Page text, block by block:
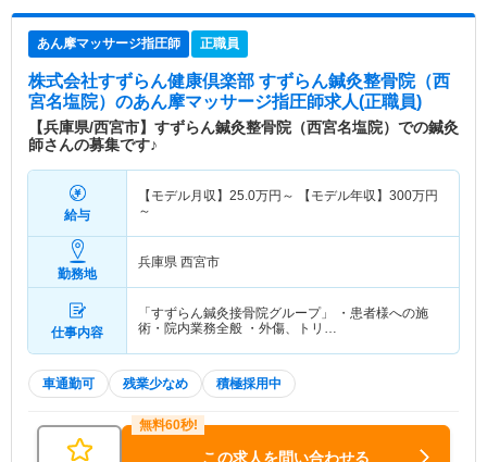
あん摩マッサージ指圧師 正職員
株式会社すずらん健康倶楽部 すずらん鍼灸整骨院（西
宮名塩院） のあん摩マッサージ指圧師求人(正職員)
【兵庫県/西宮市】すずらん鍼灸整骨院（西宮名塩院）での鍼灸
師さんの募集です♪
給与
【モデル月収】 25.0万円～ 【モデル年収】 300万円
～
勤務地
兵庫県 西宮市
仕事内容
「すずらん鍼灸接骨院グループ」 ・患者様への施
術・院内業務全般 ・外傷、トリ…
車通勤可 残業少なめ 積極採用中
この求人を問い合わせる